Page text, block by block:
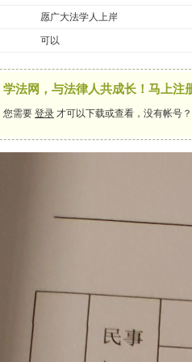
愿广大法学人上岸
可以
学法网，与法律人共成长！马上注
您需要 登录 才可以下载或查看，没有帐号？